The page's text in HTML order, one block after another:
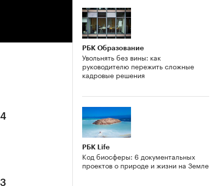
РБК Образование
Увольнять без вины: как
руководителю пережить сложные
кадровые решения
РБК Life
Код биосферы: 6 документальных
проектов о природе и жизни на Земле